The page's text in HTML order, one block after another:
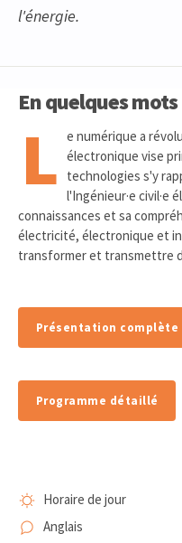
l'énergie.
En quelques mots
L e numérique a
électronique vise
technologies s'y
l'Ingénieur·e civil·e
connaissances et sa
électricité, électronique et
transformer et transmettre
Présentation
Programme détaillé
Horaire de jour
Anglais